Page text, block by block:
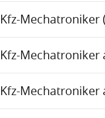
Kfz-
Kfz-
Kfz-